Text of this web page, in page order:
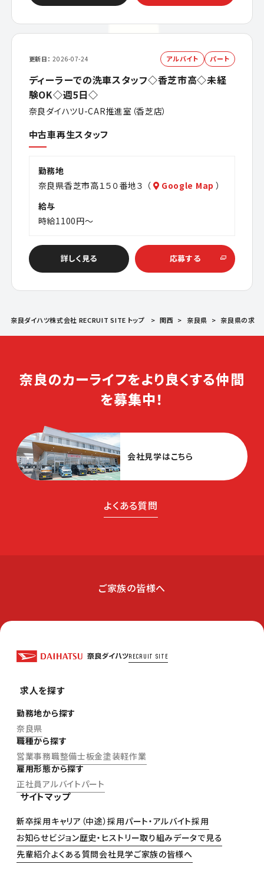
更新日 2026-07-24 アルバイト パート
ディーラーでの洗車スタッフ◇香芝市高◇未経
験OK◇週5日◇
奈良ダイハツU-CAR推進室（香芝店）
中古車再生スタッフ
勤務地
奈良県香芝市高１５０番地３ （
Google Map ）
給与
時給1100円～
詳しく見る 応募する
奈良ダイハツ株式会社 RECRUIT SITE トップ 関西 奈良県 奈良県の求人
奈良のカーライフをより良くする仲間
を募集中！
会社見学はこちら
よくある質問
ご家族の皆様へ
RECRUIT SITE
求人を探す
勤務地から探す
奈良県
職種から探す
営業事務職整備士板金塗装軽作業
雇用形態から探す
正社員アルバイトパート
サイトマップ
新卒採用キャリア（中途）採用パート・アルバイト採用
お知らせビジョン歴史・ヒストリー取り組みデータで見る
先輩紹介よくある質問会社見学ご家族の皆様へ